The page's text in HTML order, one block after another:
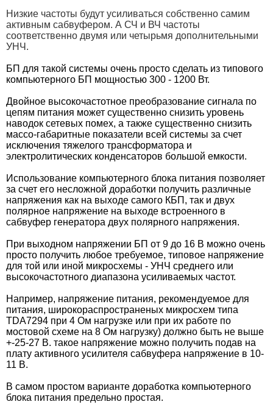
Низкие частоты будут усиливаться собственно самим
активным сабвуфером. А СЧ и ВЧ частоты
соответственно двумя или четырьмя дополнительными
УНЧ.
БП для такой системы очень просто сделать из типового
компьютерного БП мощностью 300 - 1200 Вт.
Двойное высокочастотное преобразование сигнала по
цепям питания может существенно снизить уровень
наводок сетевых помех, а также существенно снизить
массо-габаритные показатели всей системы за счет
исключения тяжелого трансформатора и
электролитических конденсаторов большой емкости.
Использование компьютерного блока питания позволяет
за счет его несложной доработки получить различные
напряжения как на выходе самого КБП, так и двух
полярное напряжение на выходе встроенного в
сабвуфер генератора двух полярного напряжения.
При выходном напряжении БП от 9 до 16 В можно очень
просто получить любое требуемое, типовое напряжение
для той или иной микросхемы - УНЧ среднего или
высокочастотного диапазона усиливаемых частот.
Например, напряжение питания, рекомендуемое для
питания, широкораспространеных микросхем типа
TDA7294 при 4 Ом нагрузке или при их работе по
мостовой схеме на 8 Ом нагрузку) должно быть не выше
+-25-27 В. такое напряжение можно получить подав на
плату активного усилителя сабвуфера напряжение в 10-
11 В.
В самом простом варианте доработка компьютерного
блока питания предельно простая.